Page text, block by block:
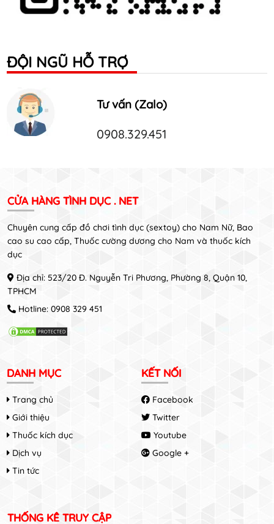
ĐỘI NGŨ HỖ TRỢ
Tư vấn (Zalo)
0908.329.451
CỬA HÀNG TÌNH DỤC . NET
Chuyên cung cấp đồ chơi tình dục (sextoy) cho Nam Nữ, Bao
cao su cao cấp, Thuốc cường dương cho Nam và thuốc kích
dục
Địa chỉ: 523/20 Đ. Nguyễn Tri Phương, Phường 8, Quận 10,
TPHCM
Hotline: 0908 329 451
DANH MỤC
Trang chủ
Giới thiệu
Thuốc kích dục
Dịch vụ
Tin tức
KẾT NỐI
Facebook
Twitter
Youtube
Google +
THỐNG KÊ TRUY CẬP